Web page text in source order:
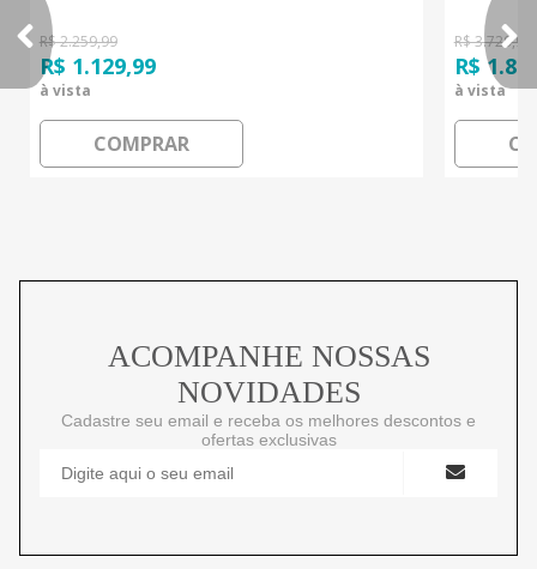
R$ 2.259,99
R$ 1.129,99
à vista
COMPRAR
R$ 3.729,99
R$
à vista
ACOMPANHE NOSSAS
NOVIDADES
Cadastre seu email e receba os melhores descontos e
ofertas exclusivas